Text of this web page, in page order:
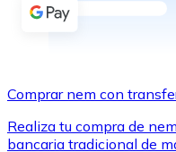
Transferencia SEPA
Utiliza tarjetas Visa
Comprar nem con
Realiza tu compra de
bancaria tradicional de